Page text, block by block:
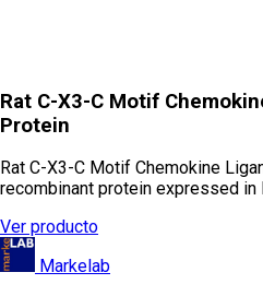
Rat C-X3-C Motif
Protein
Rat C-X3-C Motif Chemokine
recombinant protein expressed in
Ver producto
Markelab